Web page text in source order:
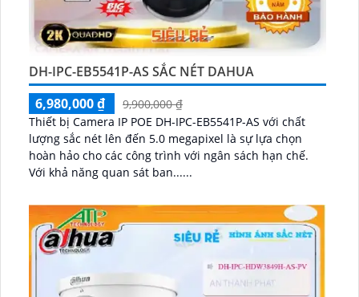
DH-IPC-EB5541P-AS SẮC NÉT DAHUA
6,980,000 ₫
9,900,000 ₫
Thiết bị Camera IP POE DH-IPC-EB5541P-AS với chất
lượng sắc nét lên đến 5.0 megapixel là sự lựa chọn
hoàn hảo cho các công trình với ngân sách hạn chế.
Với khả năng quan sát ban......